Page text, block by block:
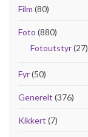
Film (80)
Foto (880)
Fotoutstyr(27)
Fyr(50)
Generelt (376)
Kikkert (7)